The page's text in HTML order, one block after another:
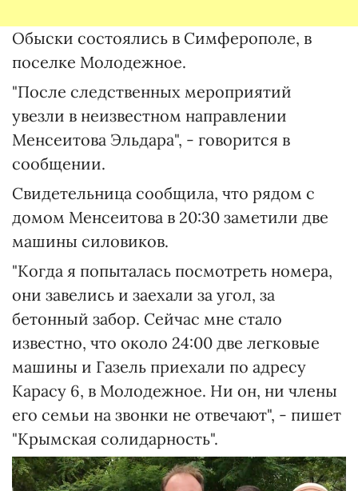
Обыски состоялись в Симферополе, в
поселке Молодежное.
"После следственных мероприятий
увезли в неизвестном направлении
Менсеитова Эльдара", - говорится в
сообщении.
Свидетельница сообщила, что рядом с
домом Менсеитова в 20:30 заметили две
машины силовиков.
"Когда я попыталась посмотреть номера,
они завелись и заехали за угол, за
бетонный забор. Сейчас мне стало
известно, что около 24:00 две легковые
машины и Газель приехали по адресу
Карасу 6, в Молодежное. Ни он, ни члены
его семьи на звонки не отвечают", - пишет
"Крымская солидарность".